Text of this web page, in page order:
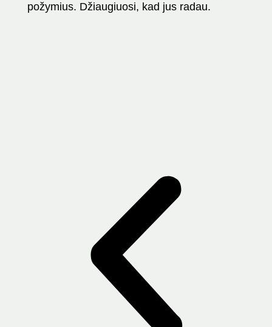
požymius. Džiaugiuosi, kad jus radau.